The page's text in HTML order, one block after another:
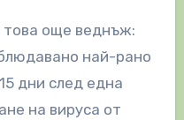
това още веднъж:
най-рано
дни след една
на вируса от